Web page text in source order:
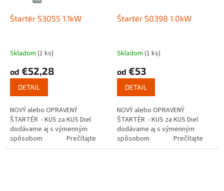
Štartér S3055 1.1kW
Skladom (1 ks)
od €52,28
DETAIL
NOVÝ alebo OPRAVENÝ
ŠTARTÉR - KUS za KUS Diel
dodávame aj s výmenným
spôsobom Prečítajte
si ako funguje...
Štartér S0398 1.0kW
Skladom (1 ks)
od €53
DETAIL
NOVÝ alebo OPRAVENÝ
ŠTARTÉR - KUS za KUS Diel
dodávame aj s výmenným
spôsobom Prečítajte
si ako funguje...